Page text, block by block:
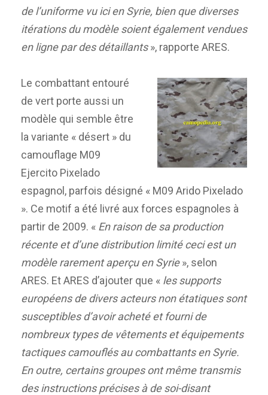
de l’uniforme vu ici en Syrie, bien que diverses
itérations du modèle soient également vendues
en ligne par des détaillants», rapporte ARES.
Le combattant entouré
de vert porte aussi un
modèle qui semble être
la variante « désert » du
camouflage M09
Ejercito Pixelado
espagnol, parfois désigné « M09 Arido Pixelado
». Ce motif a été livré aux forces espagnoles à
partir de 2009. « En raison de sa production
récente et d’une distribution limité ceci est un
modèle rarement aperçu en Syrie», selon
ARES. Et ARES d’ajouter que « les supports
européens de divers acteurs non étatiques sont
susceptibles d’avoir acheté et fourni de
nombreux types de vêtements et équipements
tactiques camouflés au combattants en Syrie.
En outre, certains groupes ont même transmis
des instructions précises à de soi-disant